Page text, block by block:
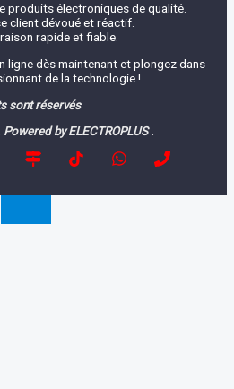
produits électroniques de qualité.
client dévoué et réactif.
rapide et fiable.
ligne dès maintenant et plongez dans
de la technologie !
sont réservés
by ELECTROPLUS .